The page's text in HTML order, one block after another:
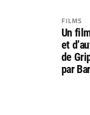
FILMS
Un
et
de
par